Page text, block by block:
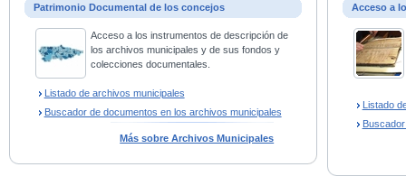
Patrimonio Documental de los concejos
Acceso a los instrumentos de descripción de
los archivos municipales y de sus fondos y
colecciones documentales.
Listado de archivos municipales
Buscador de documentos en los archivos municipales
Más sobre Archivos Municipales
Acceso a
Listado